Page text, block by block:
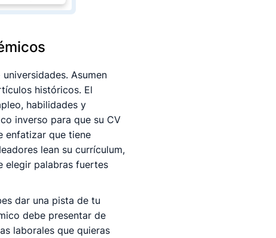
Asumen
históricos. El
habilidades y
inverso para que su CV
enfatizar que tiene
lean su currículum,
elegir palabras fuertes
dar una pista de tu
debe presentar de
laborales que quieras